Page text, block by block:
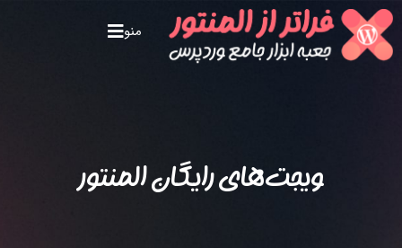
منو
ویجت‌های رایگان المنتور